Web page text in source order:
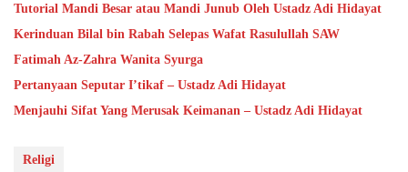
Tutorial Mandi Besar atau Mandi Junub Oleh Ustadz Adi Hidayat
Kerinduan Bilal bin Rabah Selepas Wafat Rasulullah SAW
Fatimah Az-Zahra Wanita Syurga
Pertanyaan Seputar I’tikaf – Ustadz Adi Hidayat
Menjauhi Sifat Yang Merusak Keimanan – Ustadz Adi Hidayat
Religi